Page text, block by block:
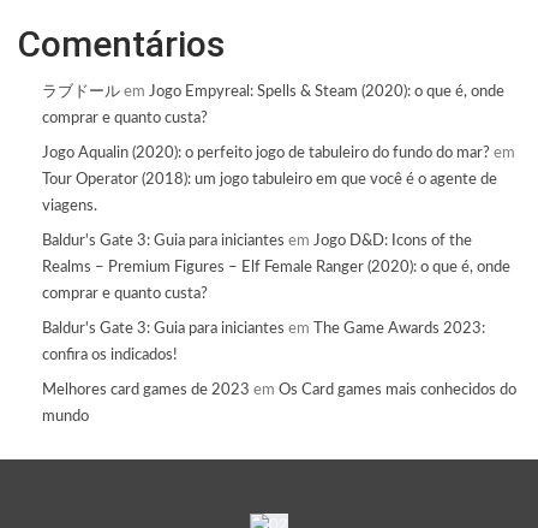
Comentários
ラブドール em Jogo Empyreal: Spells & Steam (2020): o que é, onde
comprar e quanto custa?
Jogo Aqualin (2020): o perfeito jogo de tabuleiro do fundo do mar? em
Tour Operator (2018): um jogo tabuleiro em que você é o agente de
viagens.
Baldur's Gate 3: Guia para iniciantes em Jogo D&D: Icons of the
Realms – Premium Figures – Elf Female Ranger (2020): o que é, onde
comprar e quanto custa?
Baldur's Gate 3: Guia para iniciantes em
The Game Awards 2023:
confira os indicados!
Melhores card games de 2023 em Os Card games mais conhecidos do
mundo